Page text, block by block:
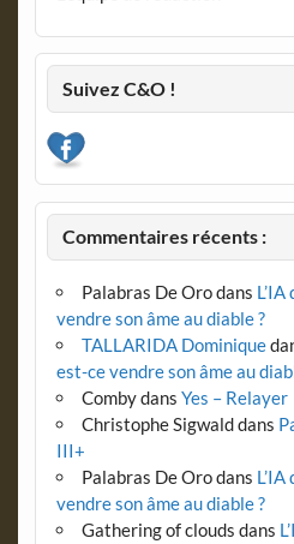
Suivez C&O !
Commentaires récents :
Palabras De Orodans
vendre son âme au diable ?
TALLARIDA Dominique
est-ce vendre son âme au
Combydans Yes – Relayer
Christophe Sigwalddans
III+
Palabras De Orodans
vendre son âme au diable ?
Gathering of clouds dans